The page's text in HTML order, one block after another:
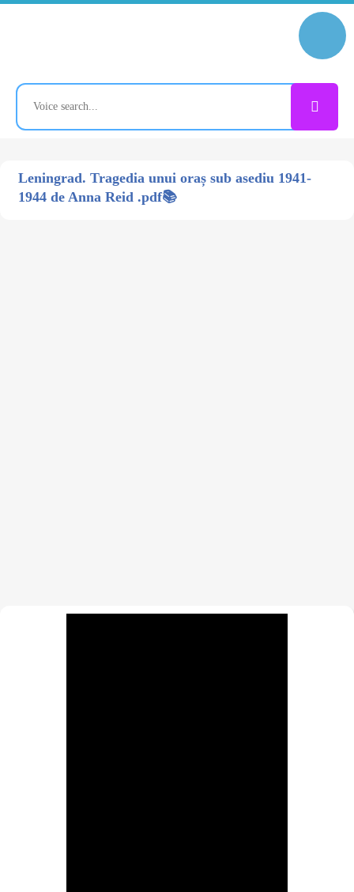
Leningrad. Tragedia unui oraș sub asediu 1941-
1944 de Anna Reid .pdf📚